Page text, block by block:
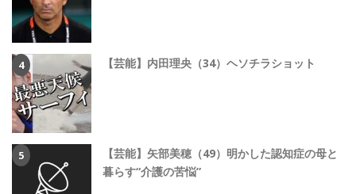
【芸能】内田理央（34）ヘソチラショット
【芸能】矢部美穂（49）明かした認知症の母と
暮らす“介護の苦悩”